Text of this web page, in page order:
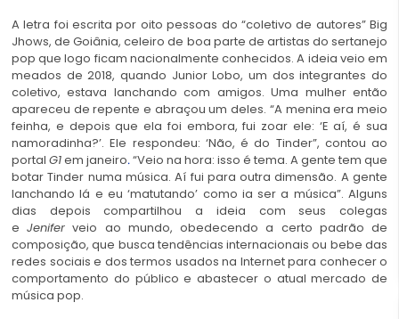
A letra foi escrita por oito pessoas do “coletivo de autores” Big
Jhows, de Goiânia, celeiro de boa parte de artistas do sertanejo
pop que logo ficam nacionalmente conhecidos. A ideia veio em
meados de 2018, quando Junior Lobo, um dos integrantes do
coletivo, estava lanchando com amigos. Uma mulher então
apareceu de repente e abraçou um deles. “A menina era meio
feinha, e depois que ela foi embora, fui zoar ele: ‘E aí, é sua
namoradinha?’. Ele respondeu: ‘Não, é do Tinder”, contou ao
portal G1em janeiro.“Veio na hora: isso é tema. A gente tem que
botar Tinder numa música. Aí fui para outra dimensão. A gente
lanchando lá e eu ‘matutando’ como ia ser a música”. Alguns
dias depois compartilhou a ideia com seus colegas
eJenifer veio ao mundo, obedecendo a certo padrão de
composição, que busca tendências internacionais ou bebe das
redes sociais e dos termos usados na Internet para conhecer o
comportamento do público e abastecer o atual mercado de
música pop.